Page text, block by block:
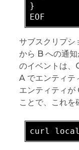
}
サブスクリプシ
から B への通
のイベントは、
A でエンティテ
エンティティが
ことで、これを
curl